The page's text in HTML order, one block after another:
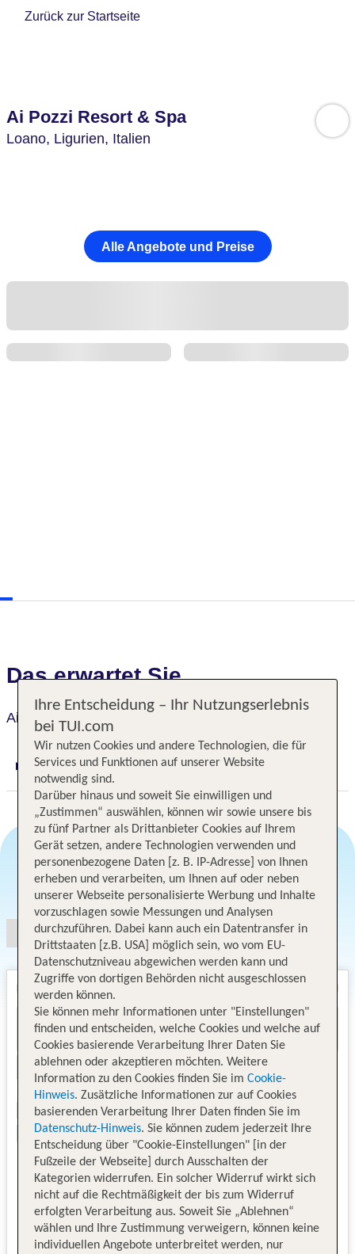
Zurück zur Startseite
Ai Pozzi Resort & Spa
Loano, Ligurien, Italien
Alle Angebote und Preise
Das erwartet Sie
Ai Pozzi Resort & Spa
Digitaler und telefonischer 24/7 TUI Service
Angebotsauswahl
Ihre Entscheidung – Ihr Nutzungserlebnis
bei TUI.com
Wir nutzen Cookies und andere Technologien, die für
Services und Funktionen auf unserer Website
notwendig sind.
Darüber hinaus und soweit Sie einwilligen und
„Zustimmen“ auswählen, können wir sowie unsere bis
zu fünf Partner als Drittanbieter Cookies auf Ihrem
Gerät setzen, andere Technologien verwenden und
personenbezogene Daten [z. B. IP-Adresse] von Ihnen
erheben und verarbeiten, um Ihnen auf oder neben
unserer Webseite personalisierte Werbung und Inhalte
vorzuschlagen sowie Messungen und Analysen
durchzuführen. Dabei kann auch ein Datentransfer in
Drittstaaten [z.B. USA] möglich sein, wo vom EU-
Datenschutzniveau abgewichen werden kann und
Zugriffe von dortigen Behörden nicht ausgeschlossen
werden können.
Sie können mehr Informationen unter "Einstellungen"
finden und entscheiden, welche Cookies und welche auf
Cookies basierende Verarbeitung Ihrer Daten Sie
ablehnen oder akzeptieren möchten. Weitere
Information zu den Cookies finden Sie im Cookie-
Hinweis. Zusätzliche Informationen zur auf Cookies
basierenden Verarbeitung Ihrer Daten finden Sie im
Datenschutz-Hinweis. Sie können zudem jederzeit Ihre
Entscheidung über "Cookie-Einstellungen" [in der
Fußzeile der Webseite] durch Ausschalten der
Kategorien widerrufen. Ein solcher Widerruf wirkt sich
nicht auf die Rechtmäßigkeit der bis zum Widerruf
erfolgten Verarbeitung aus. Soweit Sie „Ablehnen“
wählen und Ihre Zustimmung verweigern, können keine
individuellen Angebote unterbreitet werden, nur